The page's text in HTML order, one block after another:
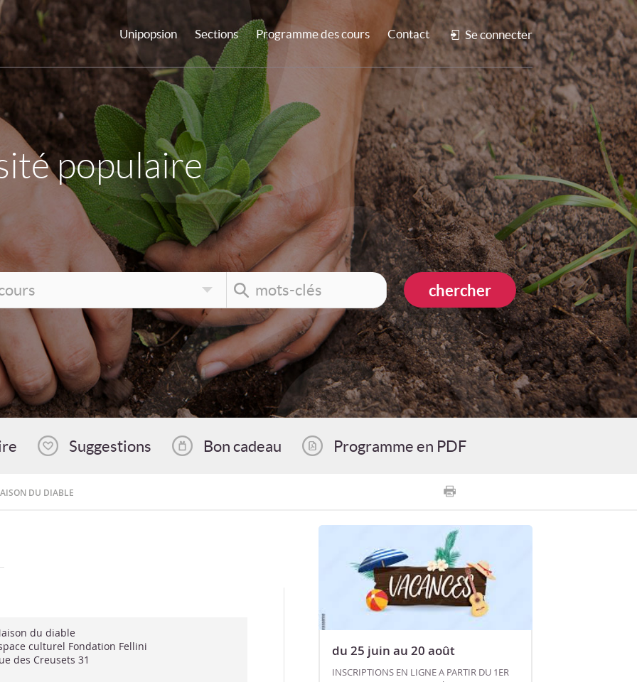
Unipopsion Sections Programme des cours Contact Se connecter
populaire
Suggestions Bon cadeau Programme en PDF
DU DIABLE
du diable
culturel Fondation Fellini
des Creusets 31
du 25 juin au 20 août
INSCRIPTIONS EN LIGNE A PARTIR DU 1ER